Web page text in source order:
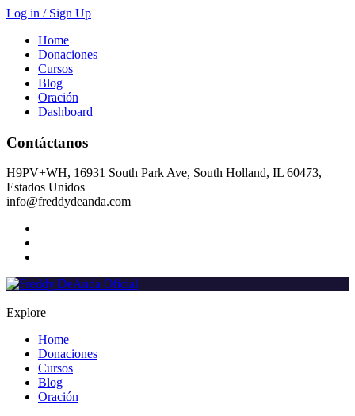
Log in / Sign Up
Home
Donaciones
Cursos
Blog
Oración
Dashboard
Contáctanos
H9PV+WH, 16931 South Park Ave, South Holland, IL 60473,
Estados Unidos
info@freddydeanda.com
Explore
Home
Donaciones
Cursos
Blog
Oración